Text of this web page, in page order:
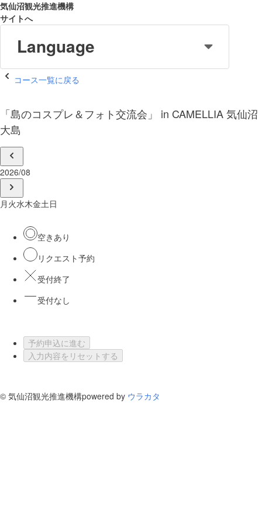
気仙沼観光推進機構
サイトへ
Language
コース一覧に戻る
「島のコスプレ＆フォト交流会」 in CAMELLIA 気仙沼
大島
2026/08
月 火水木金土日
空きあり
リクエスト予約
受付終了
受付なし
予約申込に進む
入力内容をリセットする
© 気仙沼観光推進機構powered by ウラカタ